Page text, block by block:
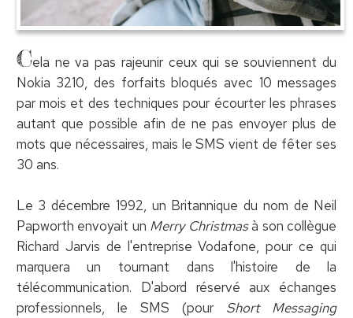
Cela ne va pas rajeunir ceux qui se souviennent du
Nokia 3210, des forfaits bloqués avec 10 messages
par mois et des techniques pour écourter les phrases
autant que possible afin de ne pas envoyer plus de
mots que nécessaires, mais le SMS vient de fêter ses
30 ans.
Le 3 décembre 1992, un Britannique du nom de Neil
Papworth envoyait un Merry Christmasà son collègue
Richard Jarvis de l'entreprise Vodafone, pour ce qui
marquera un tournant dans l'histoire de la
télécommunication. D'abord réservé aux échanges
professionnels, le SMS (pour Short Messaging